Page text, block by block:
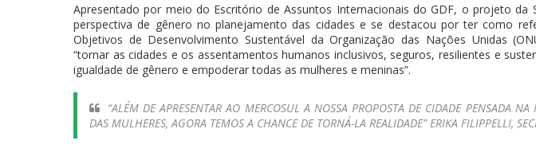
Apresentado por meio do Escritório de Assuntos Internacionais do GDF, o projeto da
perspectiva de gênero no planejamento das cidades e se destacou por ter como
Objetivos de Desenvolvimento Sustentável da Organização das Nações Unidas
“tornar as cidades e os assentamentos humanos inclusivos, seguros, resilientes e
igualdade de gênero e empoderar todas as mulheres e meninas”.
“ALÉM DE APRESENTAR AO MERCOSUL A NOSSA PROPOSTA DE CIDADE PENSADA
DAS MULHERES, AGORA TEMOS A CHANCE DE TORNÁ-LA REALIDADE” ERIKA FILIPPELLI,